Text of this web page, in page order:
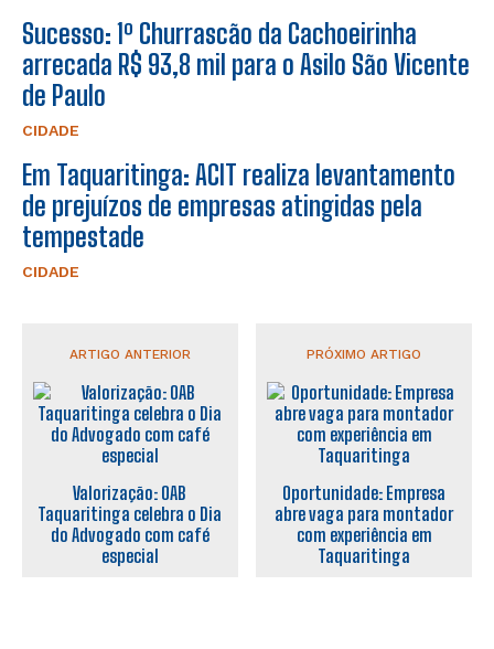
Sucesso: 1º Churrascão da Cachoeirinha
arrecada R$ 93,8 mil para o Asilo São Vicente
de Paulo
CIDADE
Em Taquaritinga: ACIT realiza levantamento
de prejuízos de empresas atingidas pela
tempestade
CIDADE
ARTIGO ANTERIOR
Valorização: OAB
Taquaritinga celebra o Dia
do Advogado com café
especial
PRÓXIMO ARTIGO
Oportunidade: Empresa
abre vaga para montador
com experiência em
Taquaritinga